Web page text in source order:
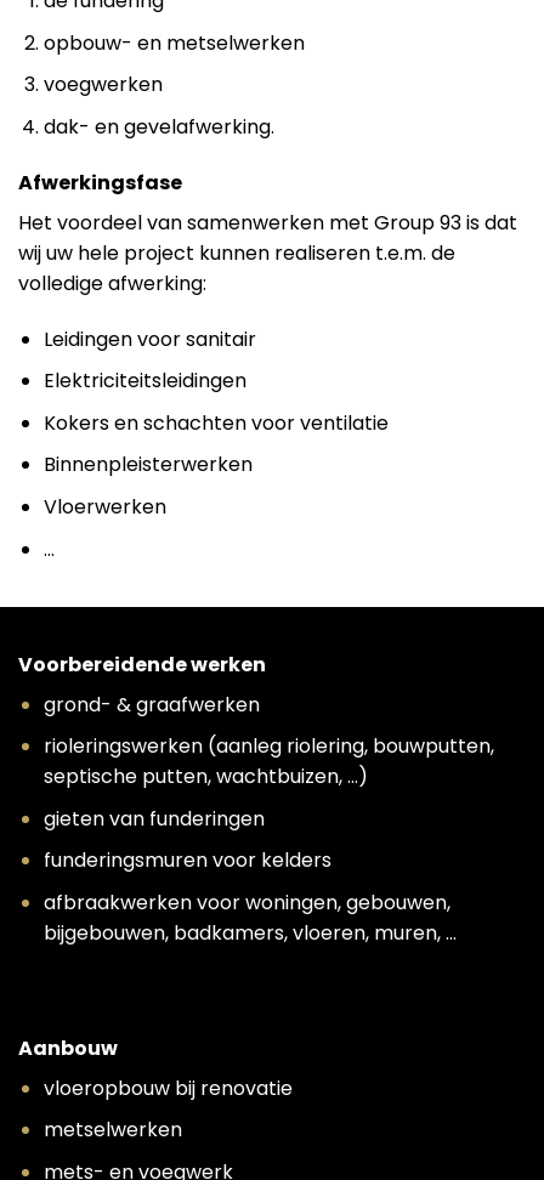
opbouw- en metselwerken
voegwerken
dak- en gevelafwerking.
Afwerkingsfase
Het voordeel van samenwerken met Group 93 is dat
wij uw hele project kunnen realiseren t.e.m. de
volledige afwerking:
Leidingen voor sanitair
Elektriciteitsleidingen
Kokers en schachten voor ventilatie
Binnenpleisterwerken
Vloerwerken
…
Voorbereidende werken
grond- & graafwerken
rioleringswerken (aanleg riolering, bouwputten,
septische putten, wachtbuizen, …)
gieten van funderingen
funderingsmuren voor kelders
afbraakwerken voor woningen, gebouwen,
bijgebouwen, badkamers, vloeren, muren, …
Aanbouw
vloeropbouw bij renovatie
metselwerken
mets- en voegwerk